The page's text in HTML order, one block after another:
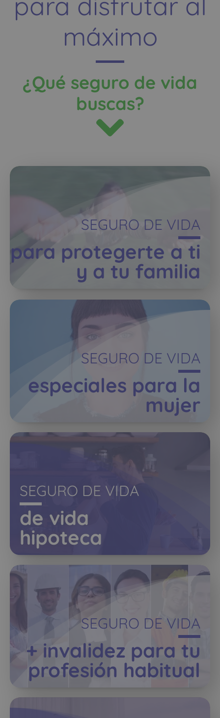
máximo
¿Qué seguro de vida
buscas?
SEGURO DE VIDA
para protegerte a ti
y a tu familia
SEGURO DE VIDA
especiales para la
mujer
SEGURO DE VIDA
de vida
hipoteca
SEGURO DE VIDA
+ invalidez para tu
profesión habitual